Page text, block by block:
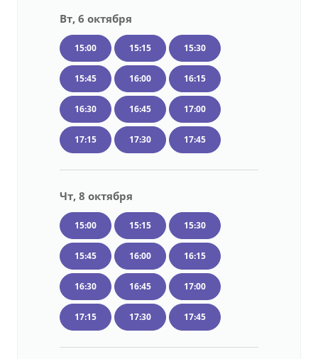
Вт, 6 октября
15:00 15:15 15:30
15:45 16:00 16:15
16:30 16:45 17:00
17:15 17:30 17:45
Чт, 8 октября
15:00 15:15 15:30
15:45 16:00 16:15
16:30 16:45 17:00
17:15 17:30 17:45